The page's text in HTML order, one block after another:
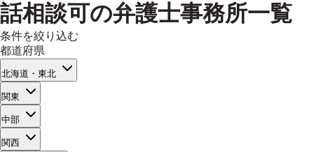
話相談可の弁護士事務所一覧
条件を絞り込む
都道府県
北海道・東北
関東
中部
関西